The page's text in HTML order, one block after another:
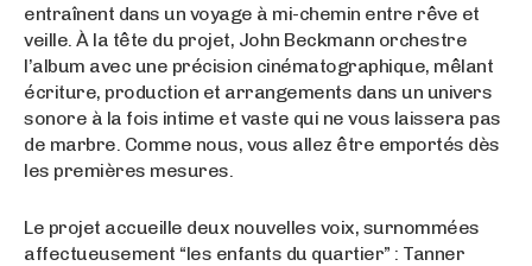
entraînent dans un voyage à mi-chemin entre rêve et
veille. À la tête du projet, John Beckmann orchestre
l’album avec une précision cinématographique, mêlant
écriture, production et arrangements dans un univers
sonore à la fois intime et vaste qui ne vous laissera pas
de marbre. Comme nous, vous allez être emportés dès
les premières mesures.
Le projet accueille deux nouvelles voix, surnommées
affectueusement “les enfants du quartier” : Tanner